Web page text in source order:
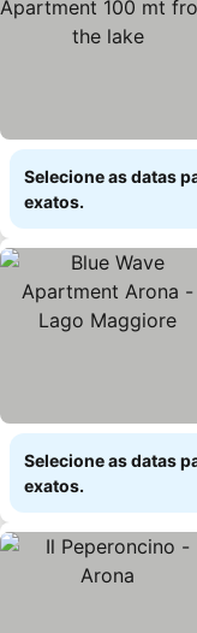
Selecione as datas
exatos.
Selecione as datas
exatos.